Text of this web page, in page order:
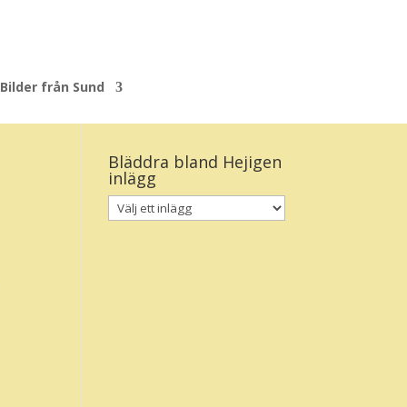
Bilder från Sund
Bläddra bland Hejigen
inlägg